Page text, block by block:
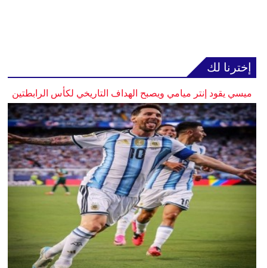
إخترنا لك
ميسي يقود إنتر ميامي ويصبح الهداف التاريخي لكأس الرابطتين